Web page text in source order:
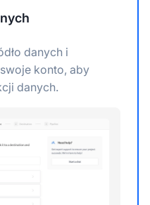
danych i
konto, aby
danych.